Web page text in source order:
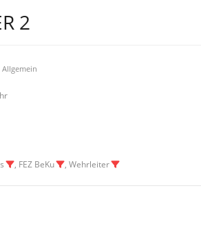
2
Allgemein
, FEZ BeKu , Wehrleiter